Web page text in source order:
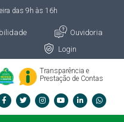
das 9h às 16h
Ouvidoria
Login
Transparência e
Prestação de Contas